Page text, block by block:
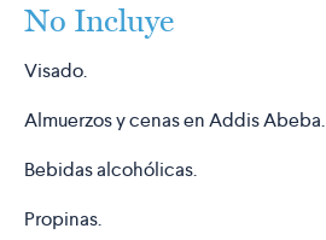
No Incluye
Visado.
Almuerzos y cenas en Addis Abeba.
Bebidas alcohólicas.
Propinas.